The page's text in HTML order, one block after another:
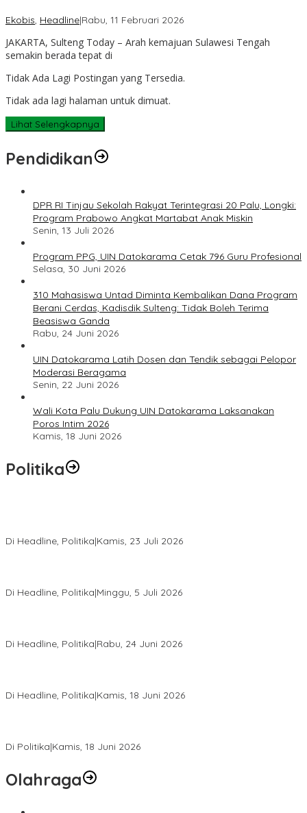
Ekobis, Headline|Rabu, 11 Februari 2026oleh
Today
JAKARTA, Sulteng Today – Arah kemajuan Sulawesi Tengah
semakin berada tepat di
Tidak Ada Lagi Postingan yang Tersedia.
Tidak ada lagi halaman untuk dimuat.
Lihat Selengkapnya
Pendidikan
DPR RI Tinjau Sekolah Rakyat Terintegrasi 20 Palu, Longki:
Program Prabowo Angkat Martabat Anak Miskin
Senin, 13 Juli 2026
Program PPG, UIN Datokarama Cetak 796 Guru Profesional
Selasa, 30 Juni 2026
310 Mahasiswa Untad Diminta Kembalikan Dana Program
Berani Cerdas, Kadisdik Sulteng: Tidak Boleh Terima
Beasiswa Ganda
Rabu, 24 Juni 2026
UIN Datokarama Latih Dosen dan Tendik sebagai Pelopor
Moderasi Beragama
Senin, 22 Juni 2026
Wali Kota Palu Dukung UIN Datokarama Laksanakan
Poros Intim 2026
Kamis, 18 Juni 2026
Politika
Di Headline, Politika|Kamis, 23 Juli 2026
Di Headline, Politika|Minggu, 5 Juli 2026
Di Headline, Politika|Rabu, 24 Juni 2026
Di Headline, Politika|Kamis, 18 Juni 2026
Di Politika|Kamis, 18 Juni 2026
Olahraga